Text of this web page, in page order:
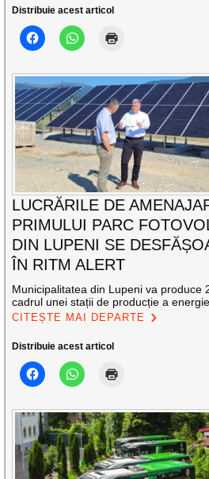
Distribuie acest articol
LUCRĂRILE DE
PRIMULUI PARC
DIN LUPENI SE
ÎN RITM ALERT
Municipalitatea din Lupeni va produce
cadrul unei stații de producție a
CITEȘTE MAI DEPARTE
Distribuie acest articol